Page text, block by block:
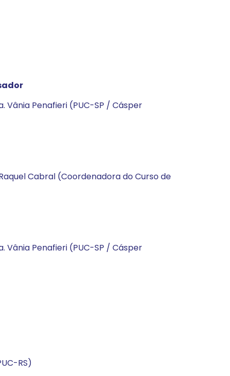
Vânia Penafieri (PUC-SP / Cásper
Cabral (Coordenadora do Curso de
Vânia Penafieri (PUC-SP / Cásper
RS)